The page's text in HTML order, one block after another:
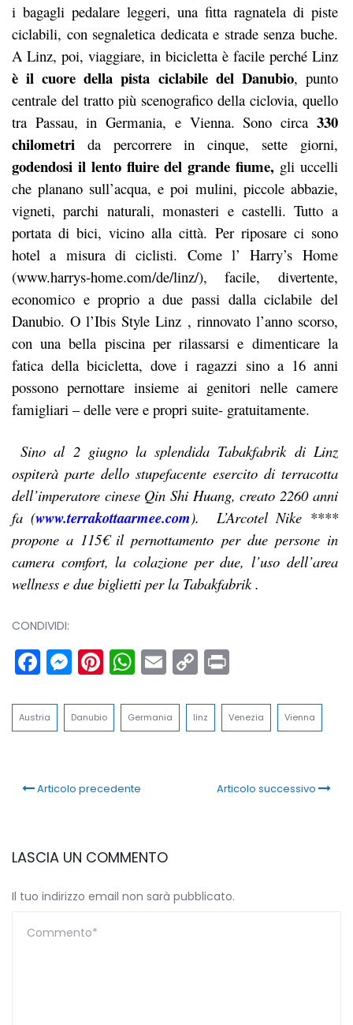
i bagagli pedalare leggeri, una fitta ragnatela di piste
ciclabili, con segnaletica dedicata e strade senza buche.
A Linz, poi, viaggiare, in bicicletta è facile perché Linz
è il cuore della pista ciclabile del Danubio, punto
centrale del tratto più scenografico della ciclovia, quello
tra Passau, in Germania, e Vienna. Sono circa 330
chilometri da percorrere in cinque, sette giorni,
godendosi il lento fluire del grande fiume, gli uccelli
che planano sull’acqua, e poi mulini, piccole abbazie,
vigneti, parchi naturali, monasteri e castelli. Tutto a
portata di bici, vicino alla città. Per riposare ci sono
hotel a misura di ciclisti. Come l’ Harry’s Home
(www.harrys-home.com/de/linz/), facile, divertente,
economico e proprio a due passi dalla ciclabile del
Danubio. O l’Ibis Style Linz , rinnovato l’anno scorso,
con una bella piscina per rilassarsi e dimenticare la
fatica della bicicletta, dove i ragazzi sino a 16 anni
possono pernottare insieme ai genitori nelle camere
famigliari – delle vere e propri suite- gratuitamente.
Sino al 2 giugno la splendida Tabakfabrik di Linz
ospiterà parte dello stupefacente esercito di terracotta
dell’imperatore cinese Qin Shi Huang, creato 2260 anni
fa (www.terrakottaarmee.com). L’Arcotel Nike ****
propone a 115€ il pernottamento per due persone in
camera comfort, la colazione per due, l’uso dell’area
wellness e due biglietti per la Tabakfabrik .
CONDIVIDI:
Facebook
Messenger
Pinterest
WhatsApp
Email
Copy
Link
Austria Danubio Germania linz Venezia Vienna
Articolo precedente Articolo successivo
LASCIA UN COMMENTO
Il tuo indirizzo email non sarà pubblicato.